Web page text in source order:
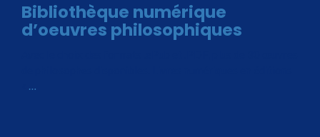
Bibliothèque numérique
d’oeuvres philosophiques
…